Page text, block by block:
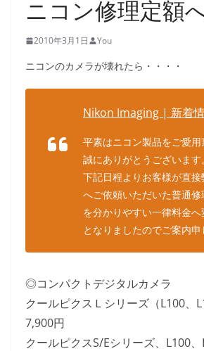
ニコン修理定額
2010年3月1日 You
ニコンのカメラが壊れたら・・・・
Nikon Imaging | 新着
平素はニコン製品をご愛用
誠にありがとうございます。
下記日程よりお客様が直
へご依頼いただいた普通
を分かりやすい一律料金
となりましたのでご案内申
◎コンパクトデジタルカメラ
クールピクスＬシリーズ（L100、
7,900円
クールピクスS/Eシリーズ、L100